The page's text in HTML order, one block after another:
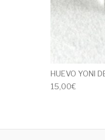
HUEVO YONI
15,00€